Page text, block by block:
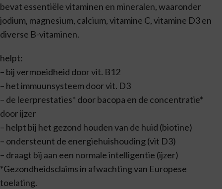
bevat essentiële vitaminen en mineralen, waaronder
jodium, magnesium, calcium, vitamine C, vitamine D3 en
diverse B-vitaminen.
helpt:
– bij vermoeidheid door vit. B12
– het immuunsysteem door vit. D3
– de leerprestaties* door bacopa en de concentratie*
door ijzer
– helpt bij het gezond houden van de huid (biotine)
– ondersteunt de energiehuishouding (vit D3)
– draagt bij aan een normale intelligentie (ijzer)
*Gezondheidsclaims in afwachting van Europese
toelating.